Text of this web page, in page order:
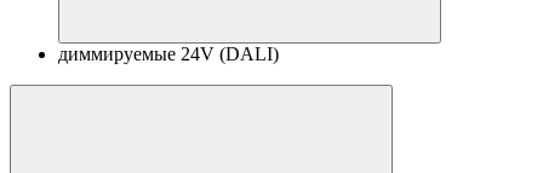
диммируемые 24V (DALI)